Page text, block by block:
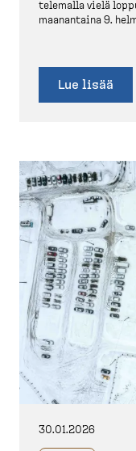
te­lemalla vielä
maanantaina 9.
Lue lisää
30.01.2026